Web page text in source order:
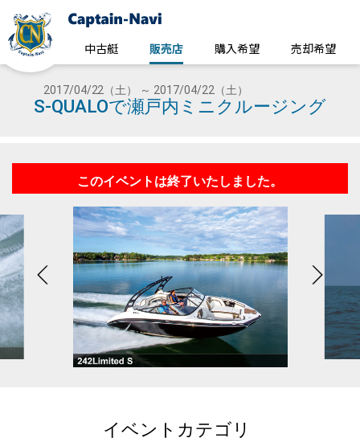
中古艇 販売店 購入希望 売却希望
2017/04/22（土） ～ 2017/04/22（土）
S-QUALOで瀬戸内ミニクルージング
このイベントは終了いたしました。
イベントカテゴリ